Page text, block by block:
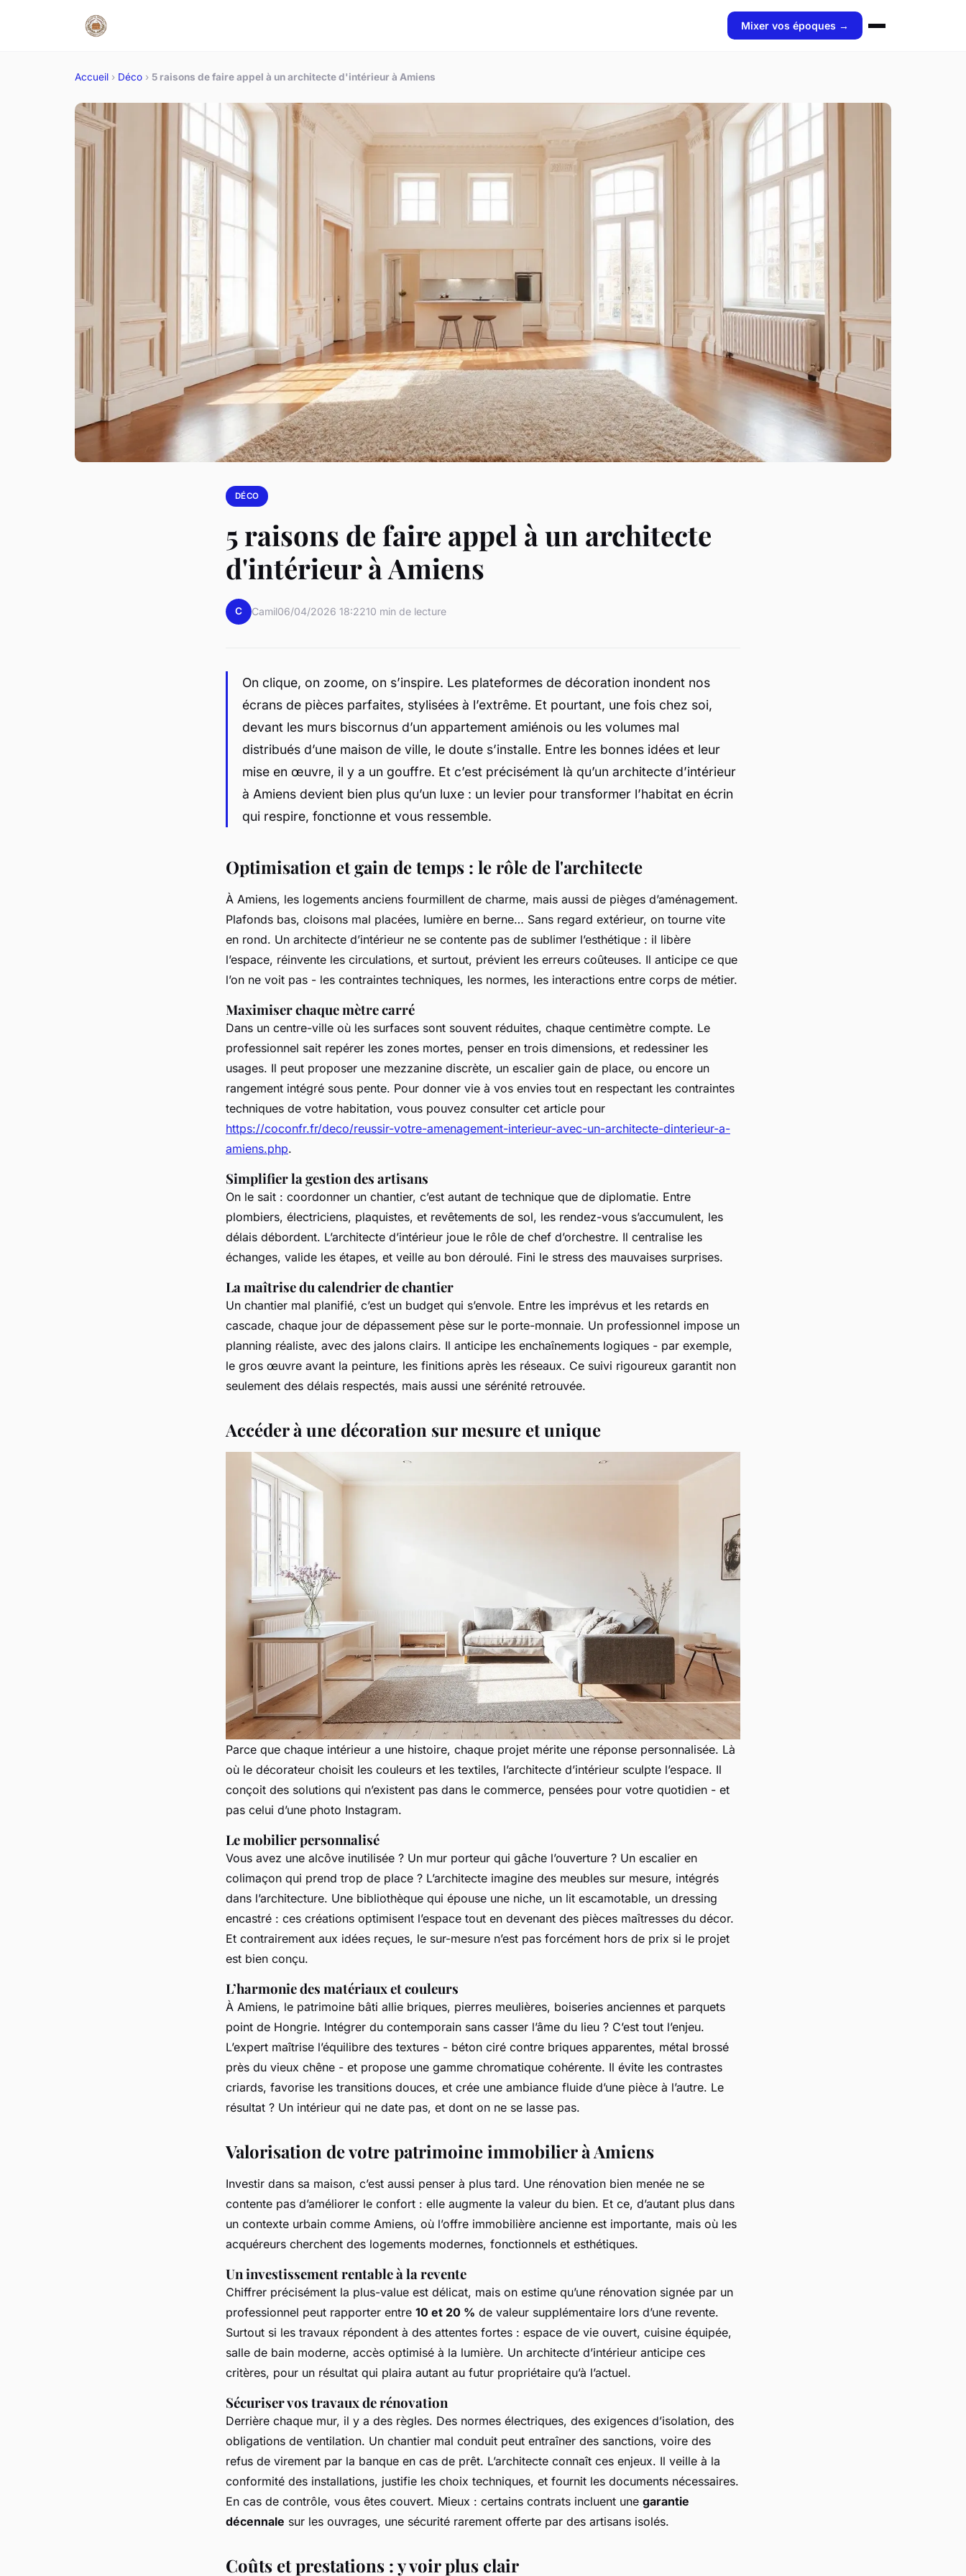
Mixer vos époques →
Accueil › Déco › 5 raisons de faire appel à un architecte d'intérieur à Amiens
DÉCO
5 raisons de faire appel à un architecte
d'intérieur à Amiens
C Camil06/04/2026 18:2210 min de lecture
On clique, on zoome, on s’inspire. Les plateformes de décoration inondent nos
écrans de pièces parfaites, stylisées à l’extrême. Et pourtant, une fois chez soi,
devant les murs biscornus d’un appartement amiénois ou les volumes mal
distribués d’une maison de ville, le doute s’installe. Entre les bonnes idées et leur
mise en œuvre, il y a un gouffre. Et c’est précisément là qu’un architecte d’intérieur
à Amiens devient bien plus qu’un luxe : un levier pour transformer l’habitat en écrin
qui respire, fonctionne et vous ressemble.
Optimisation et gain de temps : le rôle de l'architecte
À Amiens, les logements anciens fourmillent de charme, mais aussi de pièges d’aménagement.
Plafonds bas, cloisons mal placées, lumière en berne… Sans regard extérieur, on tourne vite
en rond. Un architecte d’intérieur ne se contente pas de sublimer l’esthétique : il libère
l’espace, réinvente les circulations, et surtout, prévient les erreurs coûteuses. Il anticipe ce que
l’on ne voit pas - les contraintes techniques, les normes, les interactions entre corps de métier.
Maximiser chaque mètre carré
Dans un centre-ville où les surfaces sont souvent réduites, chaque centimètre compte. Le
professionnel sait repérer les zones mortes, penser en trois dimensions, et redessiner les
usages. Il peut proposer une mezzanine discrète, un escalier gain de place, ou encore un
rangement intégré sous pente. Pour donner vie à vos envies tout en respectant les contraintes
techniques de votre habitation, vous pouvez consulter cet article pour
https://coconfr.fr/deco/reussir-votre-amenagement-interieur-avec-un-architecte-dinterieur-a-
amiens.php.
Simplifier la gestion des artisans
On le sait : coordonner un chantier, c’est autant de technique que de diplomatie. Entre
plombiers, électriciens, plaquistes, et revêtements de sol, les rendez-vous s’accumulent, les
délais débordent. L’architecte d’intérieur joue le rôle de chef d’orchestre. Il centralise les
échanges, valide les étapes, et veille au bon déroulé. Fini le stress des mauvaises surprises.
La maîtrise du calendrier de chantier
Un chantier mal planifié, c’est un budget qui s’envole. Entre les imprévus et les retards en
cascade, chaque jour de dépassement pèse sur le porte-monnaie. Un professionnel impose un
planning réaliste, avec des jalons clairs. Il anticipe les enchaînements logiques - par exemple,
le gros œuvre avant la peinture, les finitions après les réseaux. Ce suivi rigoureux garantit non
seulement des délais respectés, mais aussi une sérénité retrouvée.
Accéder à une décoration sur mesure et unique
Parce que chaque intérieur a une histoire, chaque projet mérite une réponse personnalisée. Là
où le décorateur choisit les couleurs et les textiles, l’architecte d’intérieur sculpte l’espace. Il
conçoit des solutions qui n’existent pas dans le commerce, pensées pour votre quotidien - et
pas celui d’une photo Instagram.
Le mobilier personnalisé
Vous avez une alcôve inutilisée ? Un mur porteur qui gâche l’ouverture ? Un escalier en
colimaçon qui prend trop de place ? L’architecte imagine des meubles sur mesure, intégrés
dans l’architecture. Une bibliothèque qui épouse une niche, un lit escamotable, un dressing
encastré : ces créations optimisent l’espace tout en devenant des pièces maîtresses du décor.
Et contrairement aux idées reçues, le sur-mesure n’est pas forcément hors de prix si le projet
est bien conçu.
L’harmonie des matériaux et couleurs
À Amiens, le patrimoine bâti allie briques, pierres meulières, boiseries anciennes et parquets
point de Hongrie. Intégrer du contemporain sans casser l’âme du lieu ? C’est tout l’enjeu.
L’expert maîtrise l’équilibre des textures - béton ciré contre briques apparentes, métal brossé
près du vieux chêne - et propose une gamme chromatique cohérente. Il évite les contrastes
criards, favorise les transitions douces, et crée une ambiance fluide d’une pièce à l’autre. Le
résultat ? Un intérieur qui ne date pas, et dont on ne se lasse pas.
Valorisation de votre patrimoine immobilier à Amiens
Investir dans sa maison, c’est aussi penser à plus tard. Une rénovation bien menée ne se
contente pas d’améliorer le confort : elle augmente la valeur du bien. Et ce, d’autant plus dans
un contexte urbain comme Amiens, où l’offre immobilière ancienne est importante, mais où les
acquéreurs cherchent des logements modernes, fonctionnels et esthétiques.
Un investissement rentable à la revente
Chiffrer précisément la plus-value est délicat, mais on estime qu’une rénovation signée par un
professionnel peut rapporter entre 10 et 20 % de valeur supplémentaire lors d’une revente.
Surtout si les travaux répondent à des attentes fortes : espace de vie ouvert, cuisine équipée,
salle de bain moderne, accès optimisé à la lumière. Un architecte d’intérieur anticipe ces
critères, pour un résultat qui plaira autant au futur propriétaire qu’à l’actuel.
Sécuriser vos travaux de rénovation
Derrière chaque mur, il y a des règles. Des normes électriques, des exigences d’isolation, des
obligations de ventilation. Un chantier mal conduit peut entraîner des sanctions, voire des
refus de virement par la banque en cas de prêt. L’architecte connaît ces enjeux. Il veille à la
conformité des installations, justifie les choix techniques, et fournit les documents nécessaires.
En cas de contrôle, vous êtes couvert. Mieux : certains contrats incluent une garantie
décennale sur les ouvrages, une sécurité rarement offerte par des artisans isolés.
Coûts et prestations : y voir plus clair